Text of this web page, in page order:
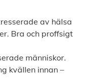
av hälsa
Bra och proffsigt
människor.
kvällen innan –